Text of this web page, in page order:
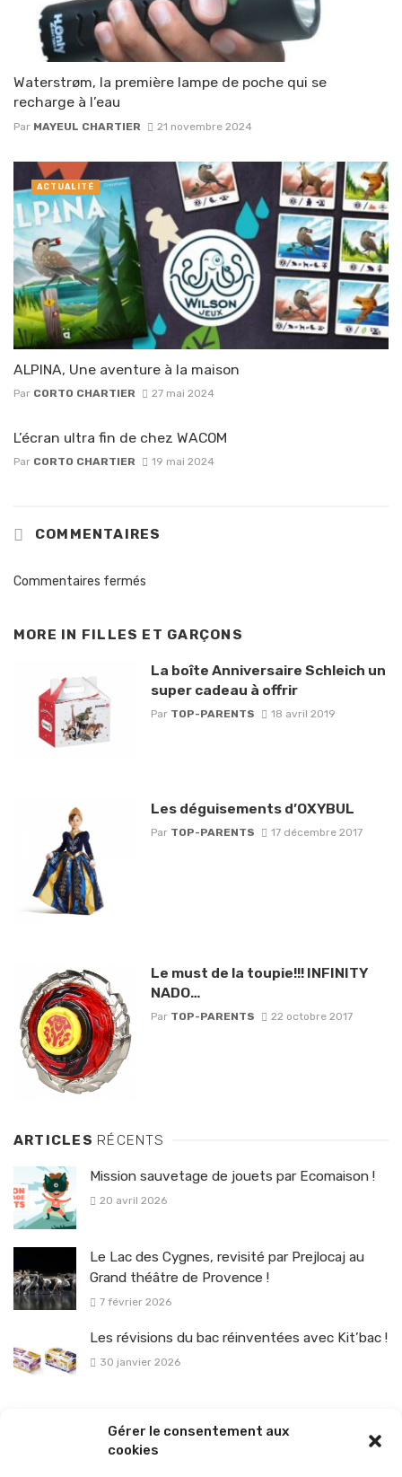
Gérer le consentement aux
cookies
Waterstrøm, la première lampe de poche qui se
recharge à l’eau
Par MAYEUL CHARTIER 21 novembre 2024
ALPINA, Une aventure à la maison
Par CORTO CHARTIER 27 mai 2024
ACTUALITÉ
L’écran ultra fin de chez WACOM
Par CORTO CHARTIER 19 mai 2024
COMMENTAIRES
Commentaires fermés
MORE IN FILLES ET GARÇONS
La boîte Anniversaire Schleich un
super cadeau à offrir
Par TOP-PARENTS 18 avril 2019
Les déguisements d’OXYBUL
Par TOP-PARENTS 17 décembre 2017
Le must de la toupie!!! INFINITY
NADO…
Par TOP-PARENTS 22 octobre 2017
ARTICLES RÉCENTS
Mission sauvetage de jouets par Ecomaison !
20 avril 2026
Le Lac des Cygnes, revisité par Prejlocaj au
Grand théâtre de Provence !
7 février 2026
Les révisions du bac réinventées avec Kit’bac !
30 janvier 2026